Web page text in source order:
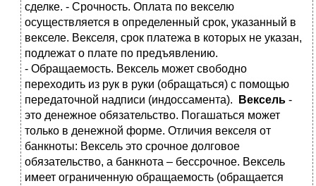
сделке. - Срочность. Оплата по векселю
осуществляется в определенный срок, указанный в
векселе. Векселя, срок платежа в которых не указан,
подлежат о плате по предъявлению.
- Обращаемость. Вексель может свободно
переходить из рук в руки (обращаться) с помощью
передаточной надписи (индоссамента).
Вексель -
это денежное обязательство. Погашаться может
только в денежной форме. Отличия векселя от
банкноты: Вексель это срочное долговое
обязательство, а банкнота – бессрочное. Вексель
имеет ограниченную обращаемость (обращается